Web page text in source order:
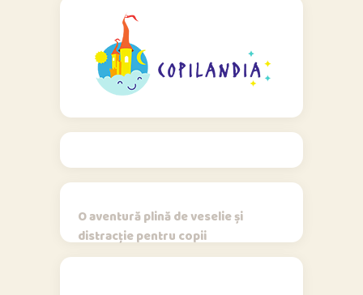
O aventură plină de veselie și
distracție pentru copii